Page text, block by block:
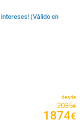
intereses! (Válido en
desde
2035€
1874€